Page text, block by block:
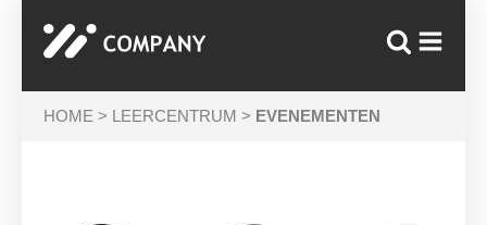
HOME > LEERCENTRUM > EVENEMENTEN